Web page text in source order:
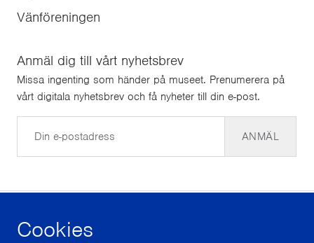
Cookies
Vänföreningen
Anmäl dig till vårt nyhetsbrev
Missa ingenting som händer på museet. Prenumerera på
vårt digitala nyhetsbrev och få nyheter till din e-post.
ANMÄL